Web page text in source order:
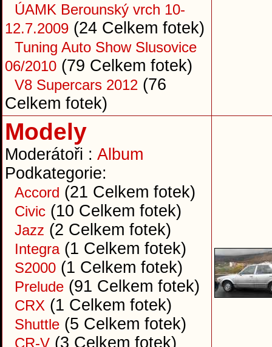
ÚAMK Berounský vrch 10-
12.7.2009 (24 Celkem fotek)
Tuning Auto Show Slusovice
06/2010 (79 Celkem fotek)
V8 Supercars 2012 (76
Celkem fotek)
Modely
Moderátoři : Album
Podkategorie:
Accord (21 Celkem fotek)
Civic (10 Celkem fotek)
Jazz (2 Celkem fotek)
Integra(1 Celkem fotek)
S2000 (1 Celkem fotek)
Prelude (91 Celkem fotek)
CRX (1 Celkem fotek)
Shuttle (5 Celkem fotek)
CR-V (3 Celkem fotek)